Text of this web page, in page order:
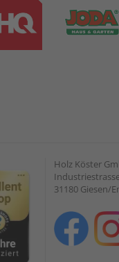
Holz Köster
31180 Giesen/